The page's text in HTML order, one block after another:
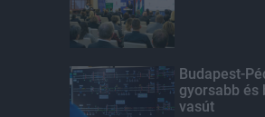
Budapest-
gyorsabb és
vasút